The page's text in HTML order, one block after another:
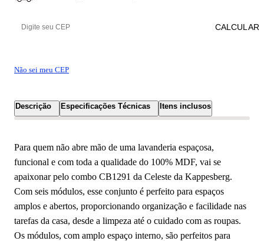
Não sei meu CEP
CALCULAR
Descrição Especificações Técnicas Itens inclusos
Para quem não abre mão de uma lavanderia espaçosa,
funcional e com toda a qualidade do 100% MDF, vai se
apaixonar pelo combo CB1291 da Celeste da Kappesberg.
Com seis módulos, esse conjunto é perfeito para espaços
amplos e abertos, proporcionando organização e facilidade nas
tarefas da casa, desde a limpeza até o cuidado com as roupas.
Os módulos, com amplo espaço interno, são perfeitos para